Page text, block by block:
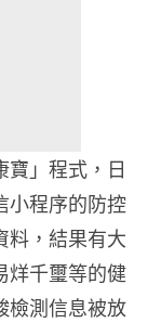
寶」程式，日
小程序的防控
料，結果有大
烊千璽等的健
檢測信息被放